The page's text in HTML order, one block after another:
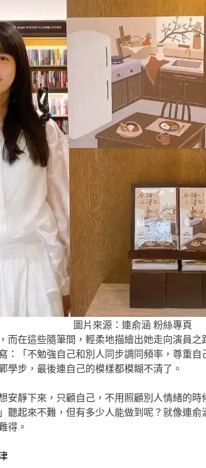
圖片來源：連俞涵 粉絲專頁
而在這些隨筆間，輕柔地描繪出她走向演員
：「不勉強自己和別人同步調同頻率，尊重
學步，最後連自己的模樣都模糊不清了。
安靜下來，只顧自己，不用照顧別人情緒的
聽起來不難，但有多少人能做到呢？就像連
得。